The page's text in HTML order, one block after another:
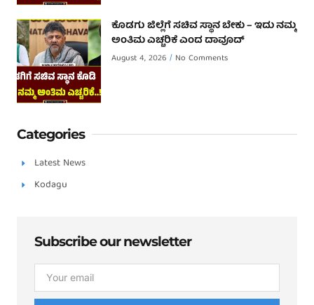
ಕೊಡಗು ಜಿಲ್ಲೆಗೆ ಸಚಿವ ಸ್ಥಾನ ಬೇಕು – ಇದು ನಮ್ಮ
ಅಂತಿಮ ಎಚ್ಚರಿಕೆ ಎಂದ ದಾವೂದ್ ‌
August 4, 2026 No Comments
Categories
Latest News
Kodagu
Subscribe our newsletter